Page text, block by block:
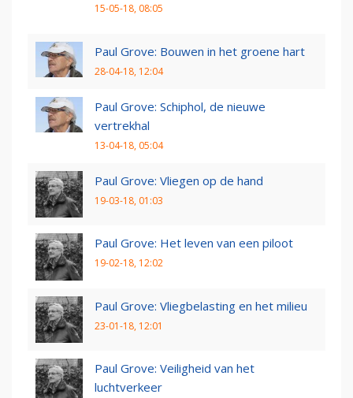
15-05-18, 08:05
Paul Grove: Bouwen in het groene hart
28-04-18, 12:04
Paul Grove: Schiphol, de nieuwe
vertrekhal
13-04-18, 05:04
Paul Grove: Vliegen op de hand
19-03-18, 01:03
Paul Grove: Het leven van een piloot
19-02-18, 12:02
Paul Grove: Vliegbelasting en het milieu
23-01-18, 12:01
Paul Grove: Veiligheid van het
luchtverkeer